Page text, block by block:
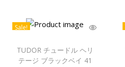
Sale!
TUDOR チュードル ヘリ
テージ ブラックベイ 41